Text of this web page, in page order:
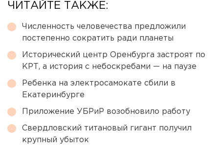
ЧИТАЙТЕ ТАКЖЕ:
Численность человечества предложили
постепенно сократить ради планеты
Исторический центр Оренбурга застроят по
КРТ, а история с небоскребами — на паузе
Ребенка на электросамокате сбили в
Екатеринбурге
Приложение УБРиР возобновило работу
Свердловский титановый гигант получил
крупный убыток